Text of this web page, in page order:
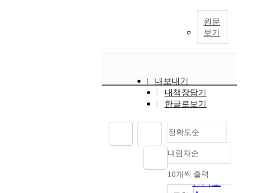
원문
보기
내보내기
내책장담기
한글로보기
정확도순
정확도
순
인기도
내림차순
내림차순
10개씩 출력